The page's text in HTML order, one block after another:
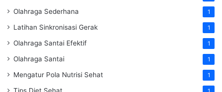
Olahraga Sederhana 1
Latihan Sinkronisasi Gerak 1
Olahraga Santai Efektif 1
Olahraga Santai 1
Mengatur Pola Nutrisi Sehat 1